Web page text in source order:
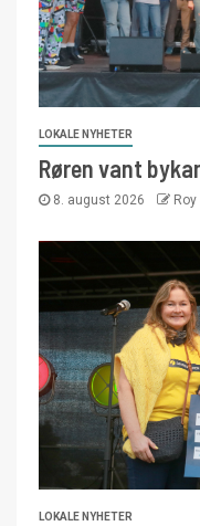
LOKALE NYHETER
Røren vant
8. august 2026
LOKALE NYHETER